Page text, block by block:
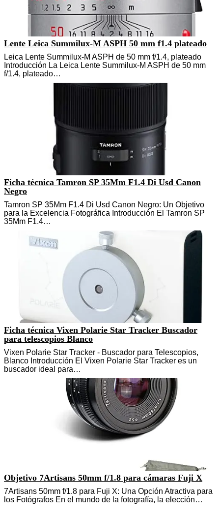
Lente Leica Summilux-M ASPH 50 mm f1.4 plateado
Leica Lente Summilux-M ASPH de 50 mm f/1.4, plateado
Introducción La Leica Lente Summilux-M ASPH de 50 mm
f/1.4, plateado…
Ficha técnica Tamron SP 35Mm F1.4 Di Usd Canon
Negro
Tamron SP 35Mm F1.4 Di Usd Canon Negro: Un Objetivo
para la Excelencia Fotográfica Introducción El Tamron SP
35Mm F1.4…
Ficha técnica Vixen Polarie Star Tracker Buscador
para telescopios Blanco
Vixen Polarie Star Tracker - Buscador para Telescopios,
Blanco Introducción El Vixen Polarie Star Tracker es un
buscador ideal para…
Objetivo 7Artisans 50mm f/1.8 para cámaras Fuji X
7Artisans 50mm f/1.8 para Fuji X: Una Opción Atractiva para
los Fotógrafos En el mundo de la fotografía, la elección…